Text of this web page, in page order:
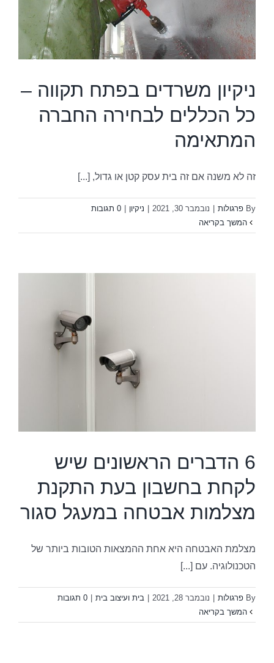
ניקיון משרדים בפתח תקווה –
כל הכללים לבחירה החברה
המתאימה
זה לא משנה אם זה בית עסק קטן או גדול, [...]
By פרגולות נובמבר 30, 2021 ניקיון
0 תגובות
המשך בקריאה
6 הדברים הראשונים שיש
לקחת בחשבון בעת התקנת
מצלמות אבטחה במעגל סגור
מצלמת האבטחה היא אחת ההמצאות הטובות ביותר של
הטכנולוגיה. עם [...]
By פרגולות נובמבר 28, 2021 בית ועיצוב בית
0 תגובות
המשך בקריאה